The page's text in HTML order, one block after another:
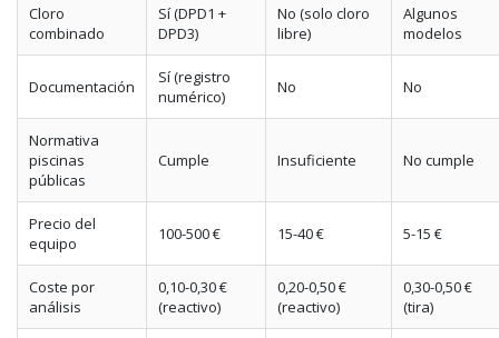
Cloro
combinado
Sí (DPD1 +
DPD3)
No (solo cloro
libre)
Algunos
modelos
Documentación
Sí (registro
numérico)
No No
Normativa
piscinas
públicas
Cumple Insuficiente No cumple
Precio del
equipo
100-500 € 15-40 € 5-15 €
Coste por
análisis
0,10-0,30 €
(reactivo)
0,20-0,50 €
(reactivo)
0,30-0,50 €
(tira)